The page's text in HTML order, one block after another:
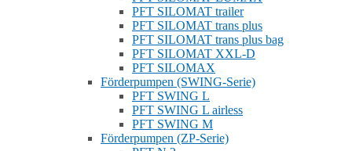
PFT SILOMAT trailer
PFT SILOMAT trans plus
PFT SILOMAT trans plus bag
PFT SILOMAT XXL-D
PFT SILOMAX
Förderpumpen (SWING-Serie)
PFT SWING L
PFT SWING L airless
PFT SWING M
Förderpumpen (ZP-Serie)